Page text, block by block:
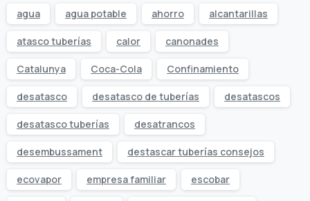
agua agua potable ahorro alcantarillas
atasco tuberías calor canonades
Catalunya Coca-Cola Confinamiento
desatasco desatasco de tuberías desatascos
desatasco tuberías desatrancos
desembussament destascar tuberías consejos
ecovapor empresa familiar escobar